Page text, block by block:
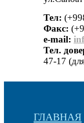
Тел:
Факс:
е-mail:
Тел.
47-17
ГЛАВНАЯ